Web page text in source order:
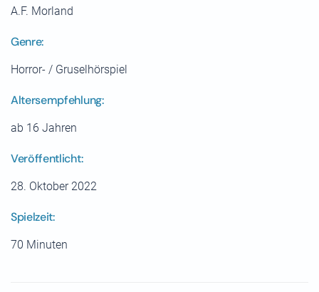
A.F. Morland
Genre:
Horror- / Gruselhörspiel
Altersempfehlung:
ab 16 Jahren
Veröffentlicht:
28. Oktober 2022
Spielzeit:
70 Minuten